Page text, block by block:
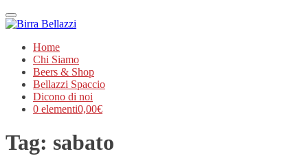
Menu
Home
Chi Siamo
Beers & Shop
Bellazzi Spaccio
Dicono di noi
0 elementi0,00€
Tag: sabato